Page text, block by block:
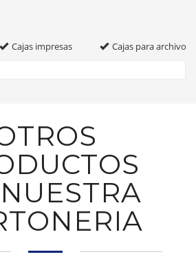
Cajas impresas Cajas para archivo